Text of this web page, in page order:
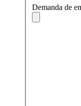
Demanda de